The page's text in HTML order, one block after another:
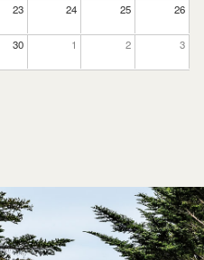
23 24 25 26
30 1 2 3